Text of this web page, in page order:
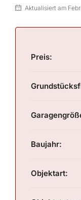
Aktualisiert am
Preis:
Baujahr:
Objektart: